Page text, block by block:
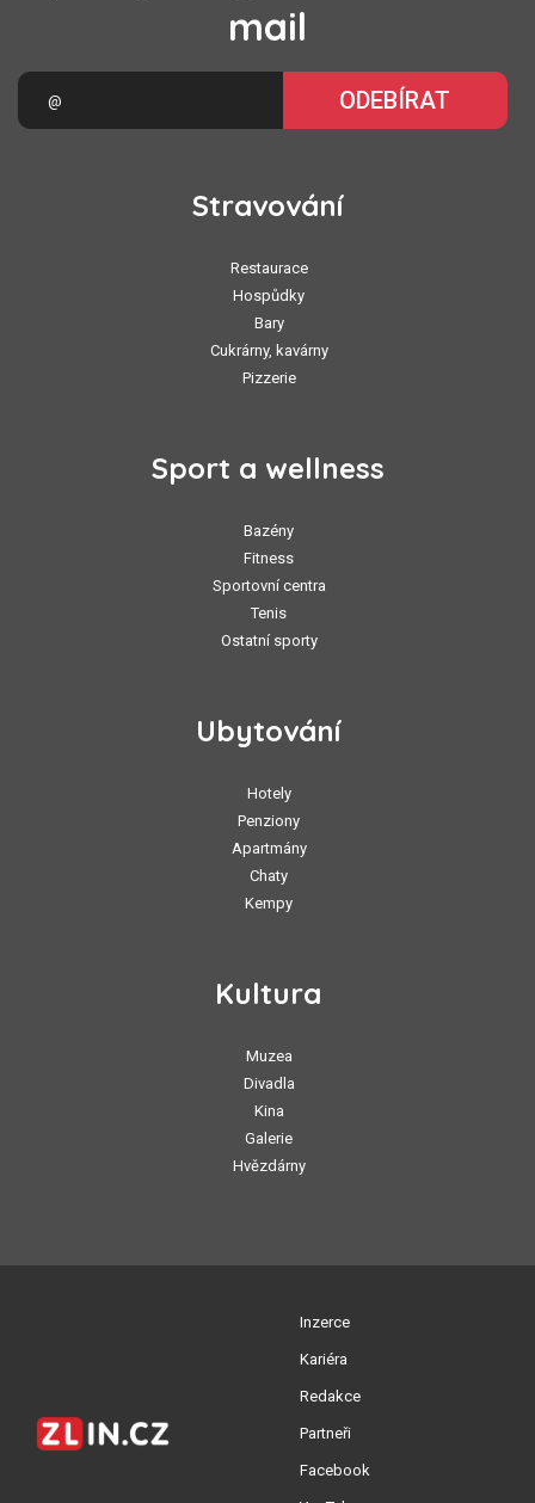
mail
ODEBÍRAT
Stravování
Restaurace
Hospůdky
Bary
Cukrárny, kavárny
Pizzerie
Sport a wellness
Bazény
Fitness
Sportovní centra
Tenis
Ostatní sporty
Ubytování
Hotely
Penziony
Apartmány
Chaty
Kempy
Kultura
Muzea
Divadla
Kina
Galerie
Hvězdárny
Inzerce
Kariéra
Redakce
Partneři
Facebook